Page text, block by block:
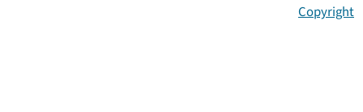
Copyright